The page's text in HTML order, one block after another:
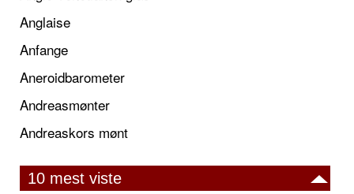
Anglaise
Anfange
Aneroidbarometer
Andreasmønter
Andreaskors mønt
10 mest viste